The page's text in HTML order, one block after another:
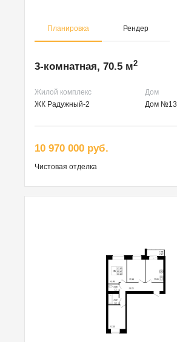
Планировка Рендер
3-комнатная, 70.5 м2
Жилой комплекс Дом
ЖК Радужный-2
Дом №13
10 970 000 руб.
Чистовая отделка